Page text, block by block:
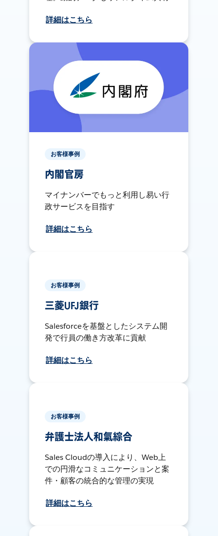
詳細はこちら
お客様事例
内閣官房
マイナンバーでもっと利用し易い行
政サービスを目指す
詳細はこちら
お客様事例
三菱UFJ銀行
Salesforceを基盤としたシステム開
発で行員の働き方改革に貢献
詳細はこちら
お客様事例
弁護士法人和氣綜合
Sales Cloudの導入により、Web上
での円滑なコミュニケーションと案
件・顧客の統合的な管理の実現
詳細はこちら